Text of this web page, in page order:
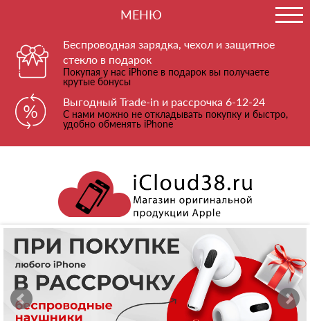
МЕНЮ
Беспроводная зарядка, чехол и защитное
стекло в подарок
Покупая у нас iPhone в подарок вы получаете
крутые бонусы
Выгодный Trade-in и рассрочка 6-12-24
С нами можно не откладывать покупку и быстро,
удобно обменять iPhone